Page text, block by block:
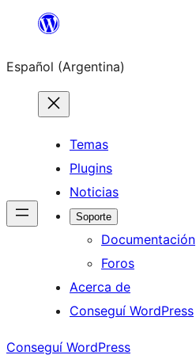
Saltar
contenido
Español (Argentina)
Temas
Plugins
Noticias
Soporte
Documentación
Foros
Acerca de
Conseguí WordPress
Conseguí WordPress